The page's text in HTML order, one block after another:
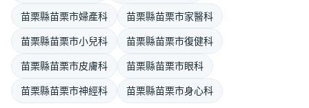
苗栗縣苗栗市婦產科 苗栗縣苗栗市家醫科
苗栗縣苗栗市小兒科 苗栗縣苗栗市復健科
苗栗縣苗栗市皮膚科 苗栗縣苗栗市眼科
苗栗縣苗栗市神經科 苗栗縣苗栗市身心科